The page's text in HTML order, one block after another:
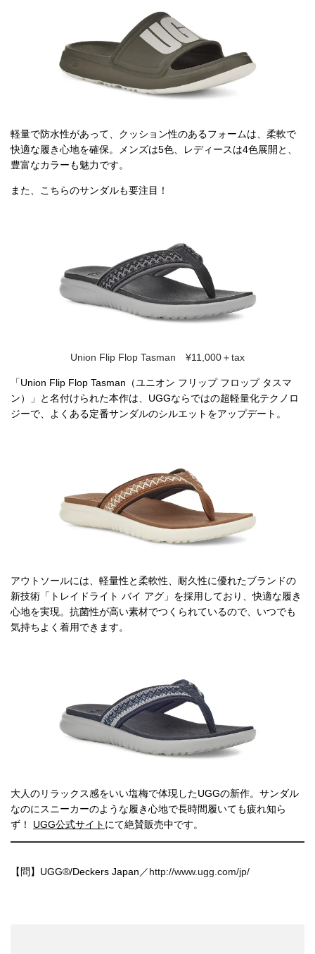
軽量で防水性があって、クッション性のあるフォームは、柔軟で
快適な履き心地を確保。メンズは5色、レディースは4色展開と、
豊富なカラーも魅力です。
また、こちらのサンダルも要注目！
Union Flip Flop Tasman ¥11,000＋tax
「Union Flip Flop Tasman（ユニオン フリップ フロップ タスマ
ン）」と名付けられた本作は、UGGならではの超軽量化テクノロ
ジーで、よくある定番サンダルのシルエットをアップデート。
アウトソールには、軽量性と柔軟性、耐久性に優れたブランドの
新技術「トレイドライト バイ アグ」を採用しており、快適な履き
心地を実現。抗菌性が高い素材でつくられているので、いつでも
気持ちよく着用できます。
大人のリラックス感をいい塩梅で体現したUGGの新作。サンダル
なのにスニーカーのような履き心地で長時間履いても疲れ知ら
ず！ UGG公式サイト にて絶賛販売中です。
【問】UGG®/Deckers Japan／http://www.ugg.com/jp/